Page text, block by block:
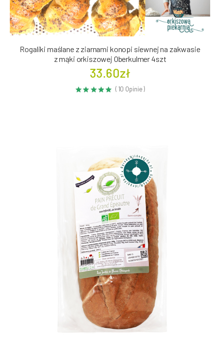
Rogaliki maślane z ziarnami konopi siewnej na zakwasie
z mąki orkiszowej Oberkulmer 4szt
33.60zł
( 10 Opinie )